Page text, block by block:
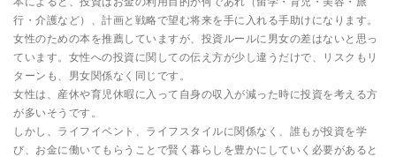
行・介護など）、計画と戦略で望む将来を手に入れる手助けになります。
女性のための本を推薦していますが、投資ルールに男女の差はないと思っ
ています。女性への投資に関しての伝え方が少し違うだけで、リスクもリ
ターンも、男女関係なく同じです。
女性は、産休や育児休暇に入って自身の収入が減った時に投資を考える方
が多いそうです。
しかし、ライフイベント、ライフスタイルに関係なく、誰もが投資を学
び、お金に働いてもらうことで賢く暮らしを豊かにしていく必要があると